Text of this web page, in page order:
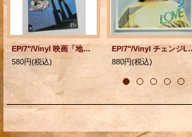
EP/7"/Vinyl 映画「地中海殺人事件」 オリジナル・テーマ曲 渚のミステリー ワン・サマー・ラブ キャシー・アンド・カレン (1982) EAST WORLD
580円(税込)
EP/7"/Vinyl チェンジLOVE Something
880円(税込)